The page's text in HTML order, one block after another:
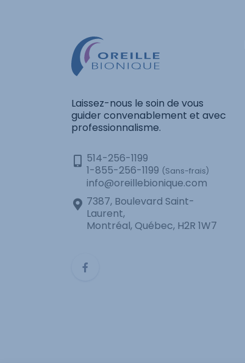
Laissez-nous le soin de vous
guider convenablement et avec
professionnalisme.
514-256-1199
1-855-256-1199 (Sans-frais)
info@oreillebionique.com
7387, Boulevard Saint-
Laurent,
Montréal, Québec, H2R 1W7